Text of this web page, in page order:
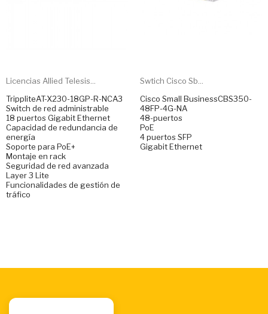
Licencias Allied Telesis...
TrippliteAT-X230-18GP-R-NCA3
Switch de red administrable
18 puertos Gigabit Ethernet
Capacidad de redundancia de
energía
Soporte para PoE+
Montaje en rack
Seguridad de red avanzada
Layer 3 Lite
Funcionalidades de gestión de
tráfico
Swtich Cisco Sb...
Cisco Small BusinessCBS350-
48FP-4G-NA
48-puertos
PoE
4 puertos SFP
Gigabit Ethernet